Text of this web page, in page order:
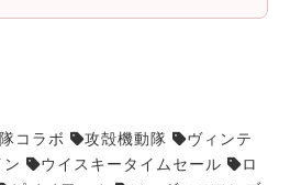
コラボ 攻殻機動隊
ヴィンテ
ウイスキータイムセール
ロ